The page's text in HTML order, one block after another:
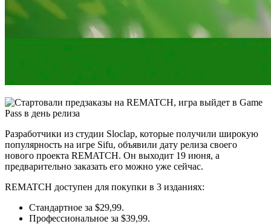
Разработчики из студии Sloclap, которые получили широкую
популярность на игре Sifu, объявили дату релиза своего
нового проекта REMATCH. Он выходит 19 июня, а
предварительно заказать его можно уже сейчас.
REMATCH доступен для покупки в 3 изданиях:
Стандартное за $29,99.
Профессиональное за $39,99.